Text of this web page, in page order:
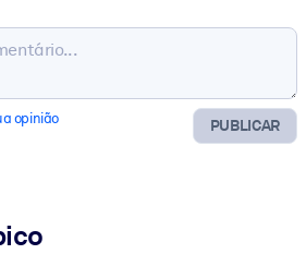
PUBLICAR
opinião